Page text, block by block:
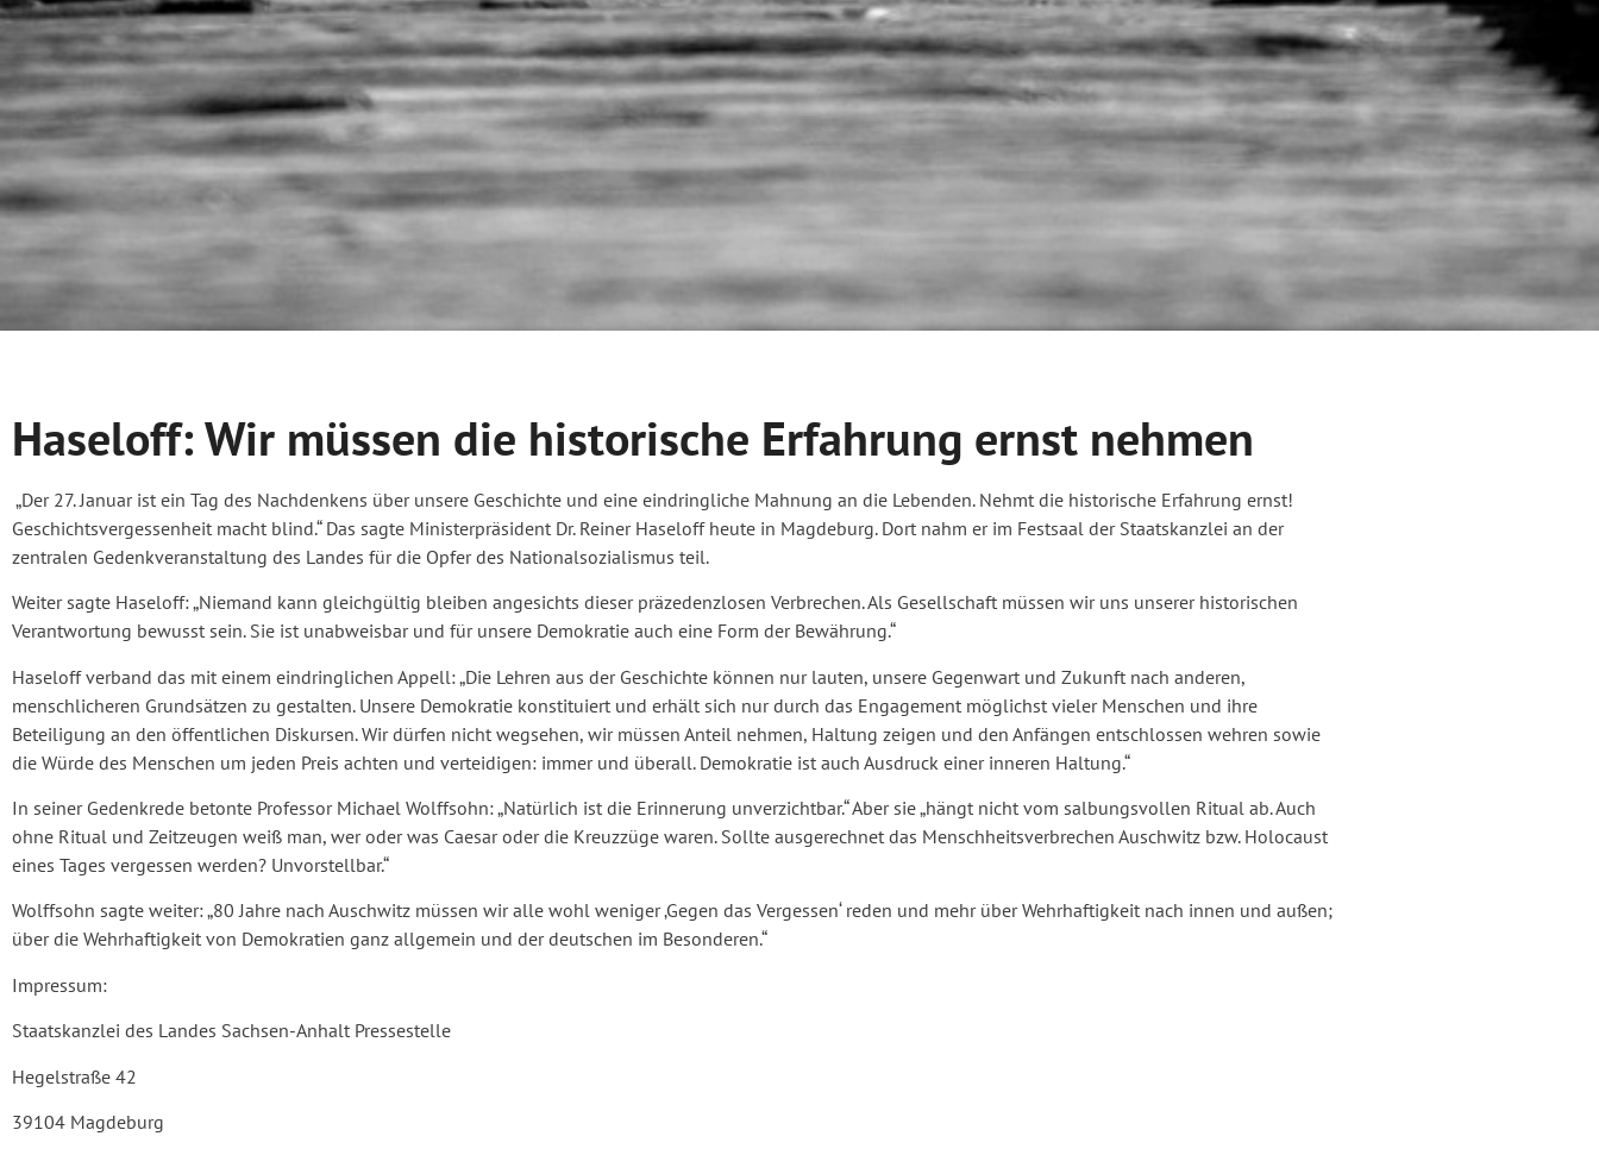
Haseloff: Wir müssen die historische Erfahrung ernst nehmen
„Der 27. Januar ist ein Tag des Nachdenkens über unsere Geschichte und eine eindringliche Mahnung an die Lebenden. Nehmt die historische Erfahrung ernst!
Geschichtsvergessenheit macht blind.“ Das sagte Ministerpräsident Dr. Reiner Haseloff heute in Magdeburg. Dort nahm er im Festsaal der Staatskanzlei an der
zentralen Gedenkveranstaltung des Landes für die Opfer des Nationalsozialismus teil.
Weiter sagte Haseloff: „Niemand kann gleichgültig bleiben angesichts dieser präzedenzlosen Verbrechen. Als Gesellschaft müssen wir uns unserer historischen
Verantwortung bewusst sein. Sie ist unabweisbar und für unsere Demokratie auch eine Form der Bewährung.“
Haseloff verband das mit einem eindringlichen Appell: „Die Lehren aus der Geschichte können nur lauten, unsere Gegenwart und Zukunft nach anderen,
menschlicheren Grundsätzen zu gestalten. Unsere Demokratie konstituiert und erhält sich nur durch das Engagement möglichst vieler Menschen und ihre
Beteiligung an den öffentlichen Diskursen. Wir dürfen nicht wegsehen, wir müssen Anteil nehmen, Haltung zeigen und den Anfängen entschlossen wehren sowie
die Würde des Menschen um jeden Preis achten und verteidigen: immer und überall. Demokratie ist auch Ausdruck einer inneren Haltung.“
In seiner Gedenkrede betonte Professor Michael Wolffsohn: „Natürlich ist die Erinnerung unverzichtbar.“ Aber sie „hängt nicht vom salbungsvollen Ritual ab. Auch
ohne Ritual und Zeitzeugen weiß man, wer oder was Caesar oder die Kreuzzüge waren. Sollte ausgerechnet das Menschheitsverbrechen Auschwitz bzw. Holocaust
eines Tages vergessen werden? Unvorstellbar.“
Wolffsohn sagte weiter: „80 Jahre nach Auschwitz müssen wir alle wohl weniger ‚Gegen das Vergessen‘ reden und mehr über Wehrhaftigkeit nach innen und außen;
über die Wehrhaftigkeit von Demokratien ganz allgemein und der deutschen im Besonderen.“
Impressum:
Staatskanzlei des Landes Sachsen-Anhalt Pressestelle
Hegelstraße 42
39104 Magdeburg